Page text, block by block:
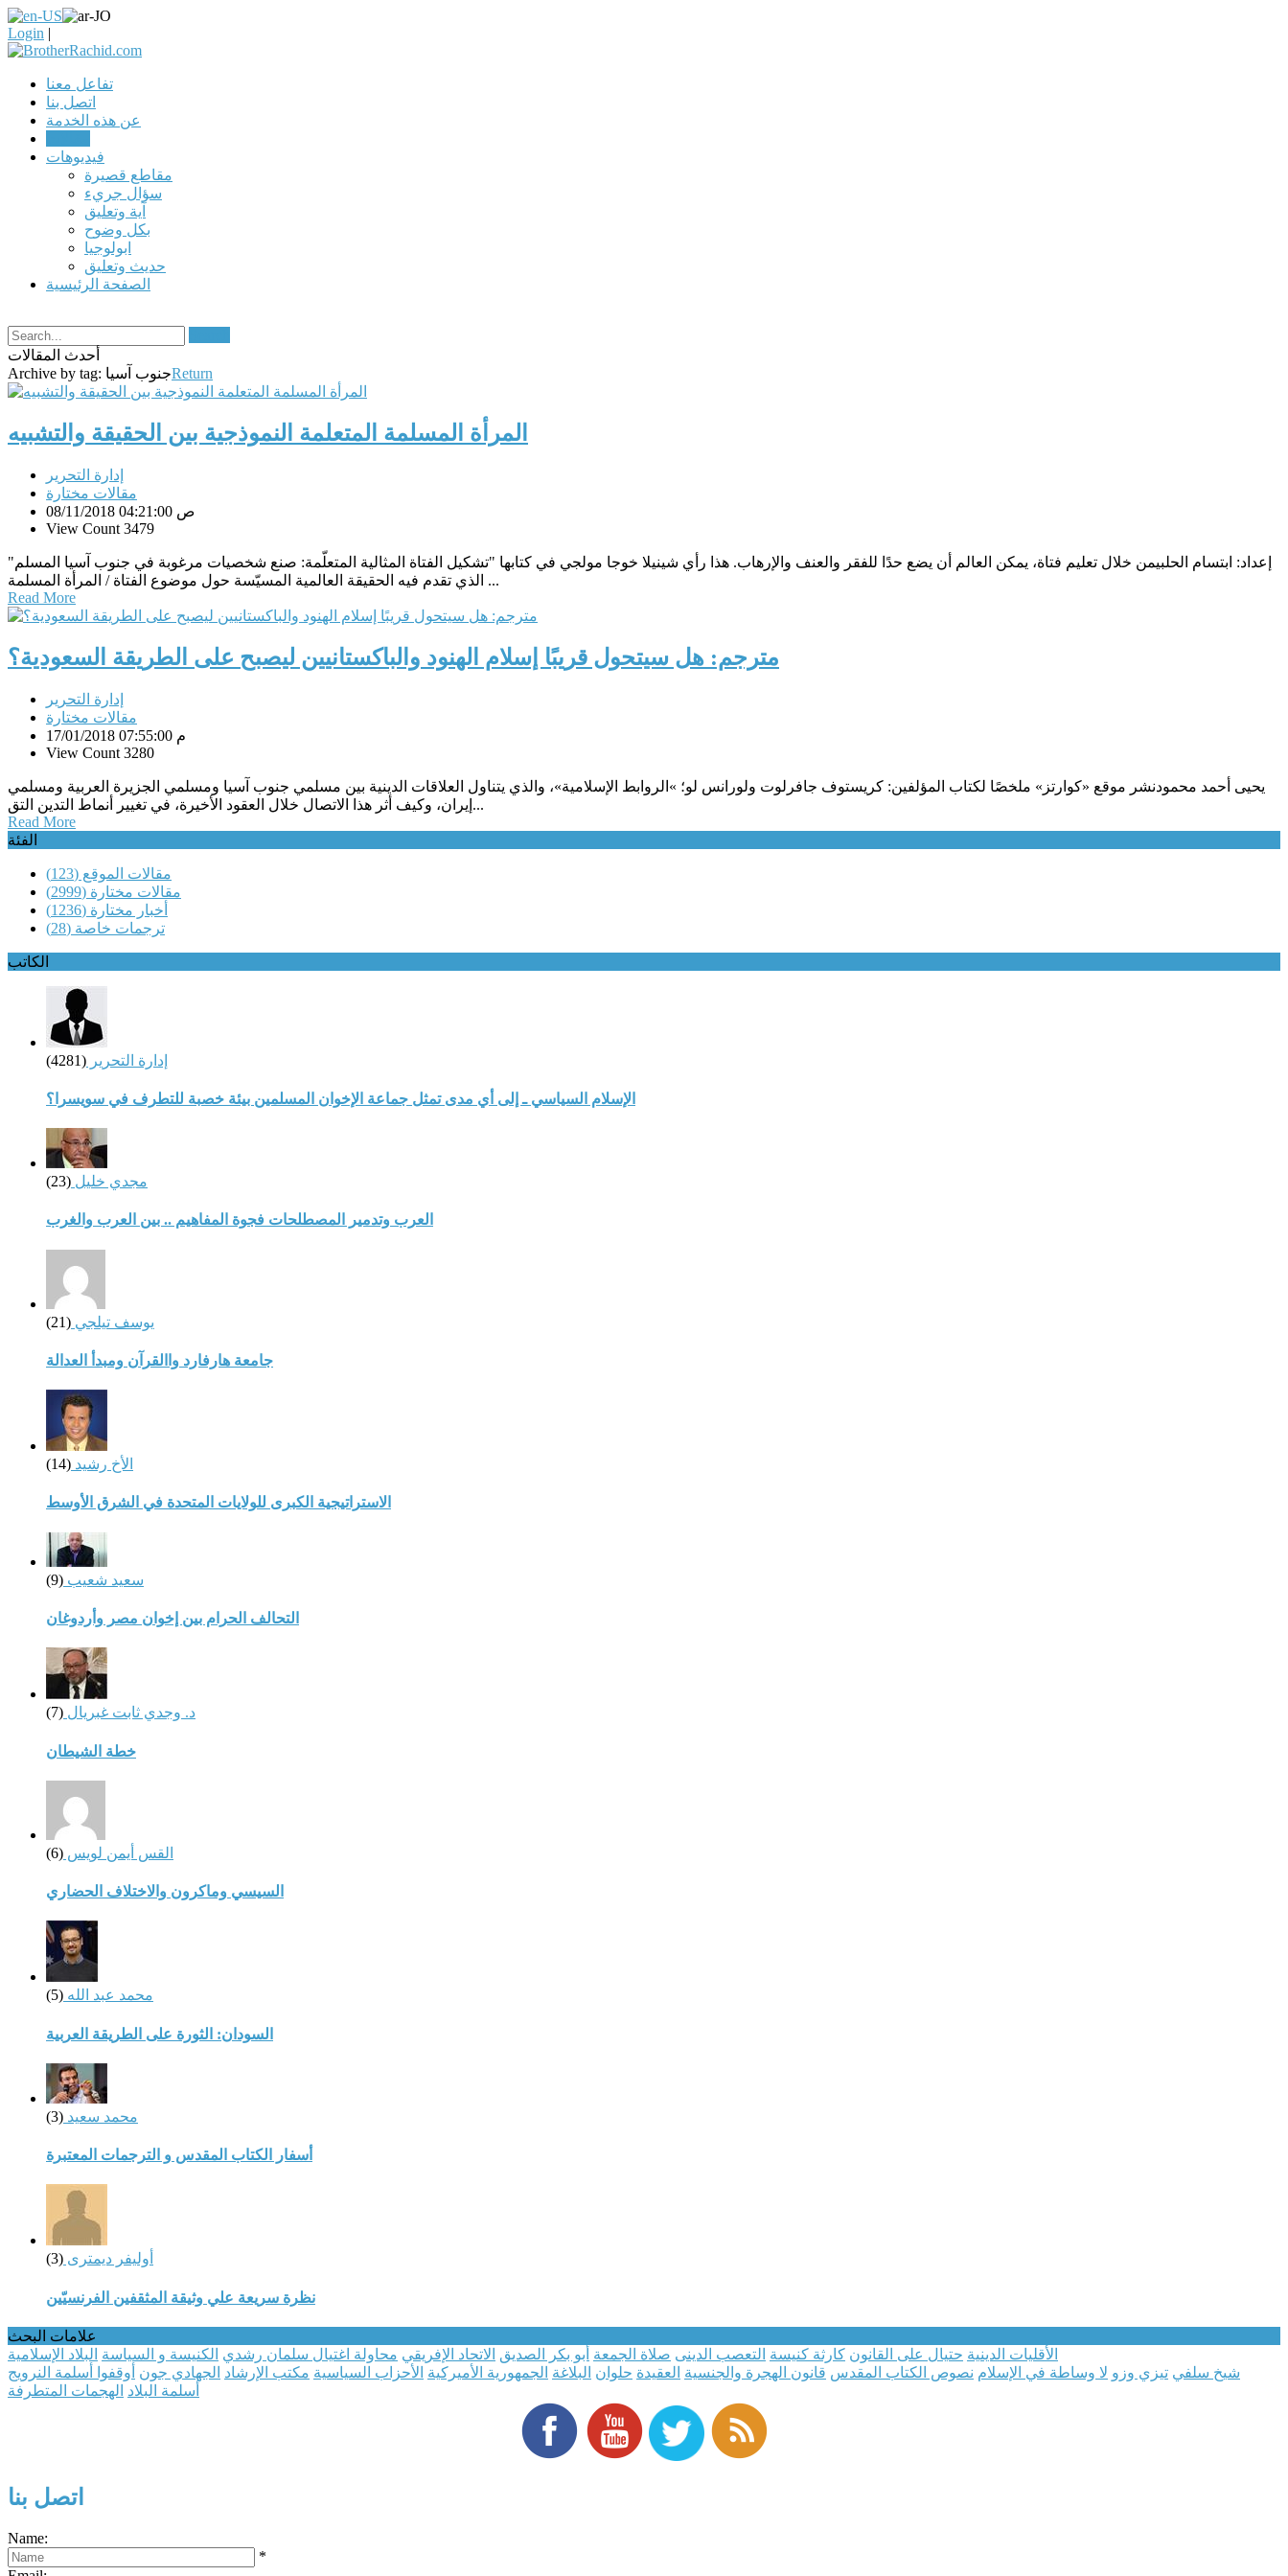
Login |
تفاعل معنا
اتصل بنا
عن هذه الخدمة
فيديوهات
مقاطع قصيرة
سؤال جريء
آية وتعليق
بكل وضوح
ابولوجيا
حديث وتعليق
الصفحة الرئيسية
أحدث المقالات
Archive by tag: جنوب آسياReturn
المرأة المسلمة المتعلمة النموذجية بين الحقيقة والتشبيه
إدارة التحرير
مقالات مختارة
08/11/2018 04:21:00 ص
View Count 3479
إعداد: ابتسام الحلبيمن خلال تعليم فتاة، يمكن العالم أن يضع حدًا للفقر والعنف والإرهاب. هذا رأي شينيلا خوجا مولجي في كتابها "تشكيل الفتاة المثالية المتعلّمة: صنع شخصيات مرغوبة في جنوب آسيا المسلم"
الذي تقدم فيه الحقيقة العالمية المسيّسة حول موضوع الفتاة / المرأة المسلمة ...
Read More
مترجم: هل سيتحول قريبًا إسلام الهنود والباكستانيين ليصبح على الطريقة السعودية؟
إدارة التحرير
مقالات مختارة
17/01/2018 07:55:00 م
View Count 3280
يحيى أحمد محمودنشر موقع «كوارتز» ملخصًا لكتاب المؤلفين: كريستوف جافرلوت ولورانس لو؛ »الروابط الإسلامية»، والذي يتناول العلاقات الدينية بين مسلمي جنوب آسيا ومسلمي الجزيرة العربية ومسلمي
إيران، وكيف أثر هذا الاتصال خلال العقود الأخيرة، في تغيير أنماط التدين التق...
Read More
الفئة
مقالات الموقع (123)
مقالات مختارة (2999)
أخبار مختارة (1236)
ترجمات خاصة (28)
الكاتب
إدارة التحرير (4281)
الإسلام السياسي ـ إلى أي مدى تمثل جماعة الإخوان المسلمين بيئة خصبة للتطرف في سويسرا؟
مجدي خليل (23)
العرب وتدمير المصطلحات فجوة المفاهيم .. بين العرب والغرب
يوسف تيلجي (21)
جامعة هارفارد واالقرآن ومبدأ العدالة
الأخ رشيد (14)
الاستراتيجية الكبرى للولايات المتحدة في الشرق الأوسط
سعيد شعيب (9)
التحالف الحرام بين إخوان مصر وأردوغان
د. وجدي ثابت غبريال (7)
خطة الشيطان
القس أيمن لويس (6)
السيسي وماكرون والاختلاف الحضاري
محمد عبد الله (5)
السودان: الثورة على الطريقة العربية
محمد سعيد (3)
أسفار الكتاب المقدس و الترجمات المعتبرة
أوليفر ديمترى (3)
نظرة سريعة علي وثيقة المثقفين الفرنسيّين
علامات البحث
الأقليات الدينية حتيال على القانون كارثة كنيسة التعصب الدينى صلاة الجمعة أبو بكر الصديق الاتحاد الإفريقي محاولة اغتيال سلمان رشدي الكنيسة و السياسة البلاد الإسلامية
شيخ سلفي تيزي وزو لا وساطة في الإسلام نصوص الكتاب المقدس قانون الهجرة والجنسية العقيدة حلوان البلاغة الجمهورية الأميركية الأحزاب السياسية مكتب الإرشاد الجهادي جون أوقفوا أسلمة النرويج
أسلمة البلاد الهجمات المتطرفة
اتصل بنا
Name:
*